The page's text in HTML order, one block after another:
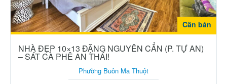
Cần bán
NHÀ ĐẸP 10×13 ĐẶNG NGUYÊN CẨN (P. TỰ AN)
– SÁT CÀ PHÊ AN THÁI!
Phường Buôn Ma Thuột